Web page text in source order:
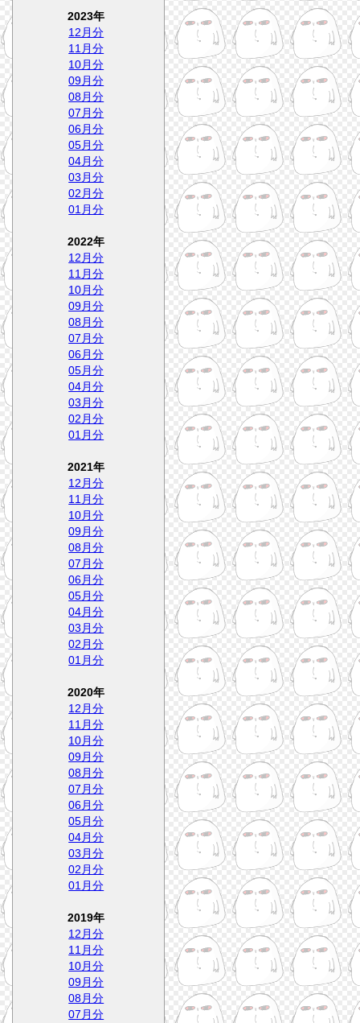
2023年
12月分
11月分
10月分
09月分
08月分
07月分
06月分
05月分
04月分
03月分
02月分
01月分
2022年
12月分
11月分
10月分
09月分
08月分
07月分
06月分
05月分
04月分
03月分
02月分
01月分
2021年
12月分
11月分
10月分
09月分
08月分
07月分
06月分
05月分
04月分
03月分
02月分
01月分
2020年
12月分
11月分
10月分
09月分
08月分
07月分
06月分
05月分
04月分
03月分
02月分
01月分
2019年
12月分
11月分
10月分
09月分
08月分
07月分